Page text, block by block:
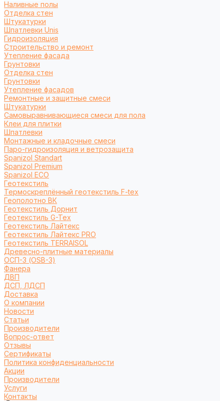
Наливные полы
Отделка стен
Штукатурки
Шпатлевки Unis
Гидроизоляция
Строительство и ремонт
Утепление фасада
Грунтовки
Отделка стен
Грунтовки
Утепление фасадов
Ремонтные и защитные смеси
Штукатурки
Самовыравнивающиеся смеси для пола
Клеи для плитки
Шпатлевки
Монтажные и кладочные смеси
Паро-гидроизоляция и ветрозащита
Spanizol Standart
Spanizol Premium
Spanizol ECO
Геотекстиль
Термоскреплённый геотекстиль F-tex
Геополотно ВК
Геотекстиль Дорнит
Геотекстиль G-Tex
Геотекстиль Лайтекс
Геотекстиль Лайтекс PRO
Геотекстиль TERRAISOL
Древесно-плитные материалы
ОСП-3 (OSB-3)
Фанера
ДВП
ДСП, ЛДСП
Доставка
О компании
Новости
Статьи
Производители
Вопрос-ответ
Отзывы
Сертификаты
Политика конфиденциальности
Акции
Производители
Услуги
Контакты